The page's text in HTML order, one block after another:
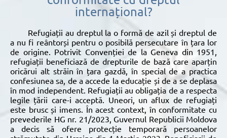
internațional?
Refugiații au dreptul la o formă de azil și dreptul de
a nu fi reântorși pentru o posibilă persecutare în țara lor
de origine. Potrivit Convenției de la Geneva din 1951,
refugiații beneficiază de drepturile de bază care aparțin
oricărui alt străin în țara gazdă, în special de a practica
confesiunea sa, de a accede la educație și de a se deplasa
în mod independent. Refugiații au obligația de a respecta
legile țării care-i acceptă. Uneori, un aflux de refugiați
este brusc și imens. În acest context, în conformitate cu
prevederile HG nr. 21/2023, Guvernul Republicii Moldova
a decis să ofere protecție temporară persoanelor